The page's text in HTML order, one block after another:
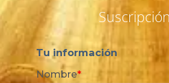
Suscripción